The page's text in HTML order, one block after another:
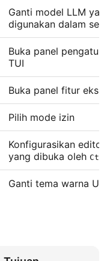
Ganti model LLM
digunakan dalam
Buka panel
TUI
Buka panel fitur
Pilih mode izin
Konfigurasikan
yang dibuka oleh
Ganti tema warna